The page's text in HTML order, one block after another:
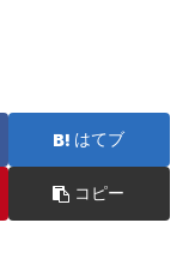
はてブ
コピー